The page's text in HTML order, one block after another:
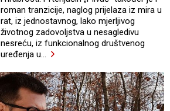
roman tranzicije, naglog prijelaza iz mira u
rat, iz jednostavnog, lako mjerljivog
životnog zadovoljstva u nesagledivu
nesreću, iz funkcionalnog društvenog
uređenja u…